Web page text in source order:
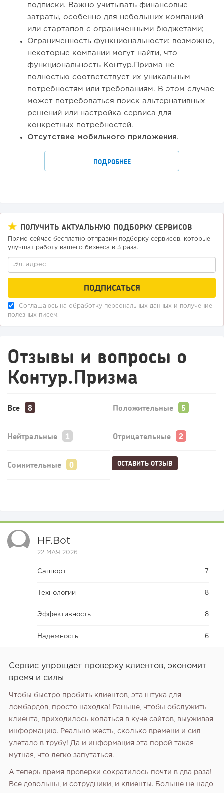
подписки. Важно учитывать финансовые
затраты, особенно для небольших компаний
или стартапов с ограниченными бюджетами;
Ограниченность функциональности: возможно,
некоторые компании могут найти, что
функциональность Контур.Призма не
полностью соответствует их уникальным
потребностям или требованиям. В этом случае
может потребоваться поиск альтернативных
решений или настройка сервиса для
конкретных потребностей.
Отсутствие мобильного приложения.
ПОДРОБНЕЕ
ПОЛУЧИТЬ АКТУАЛЬНУЮ ПОДБОРКУ СЕРВИСОВ
Прямо сейчас бесплатно отправим подборку сервисов, которые
улучшат работу вашего бизнеса в 3 раза.
Соглашаюсь на обработку персональных данных и получение
полезных писем.
Отзывы и вопросы о
Контур.Призма
Все Положительные
Нейтральные Отрицательные
Сомнительные ОСТАВИТЬ ОТЗЫВ
HF.bot
22 МАЯ 2026
Саппорт 7
Технологии 8
Эффективность 8
Надежность 6
Сервис упрощает проверку клиентов, экономит
время и силы
Чтобы быстро пробить клиентов, эта штука для
ломбардов, просто находка! Раньше, чтобы обслужить
клиента, приходилось копаться в куче сайтов, выуживая
информацию. Реально жесть, сколько времени и сил
улетало в трубу! Да и информация эта порой такая
мутная, что легко запутаться.
А теперь время проверки сократилось почти в два раза!
Все довольны, и сотрудники, и клиенты. Больше не надо